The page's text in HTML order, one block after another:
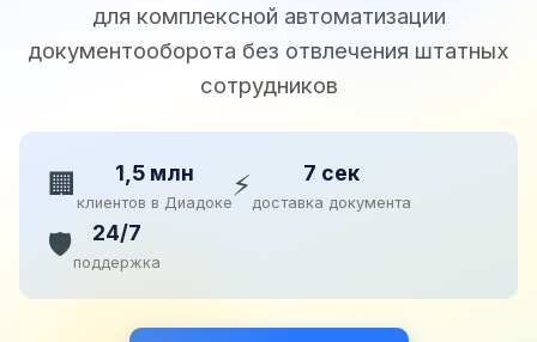
для комплексной автоматизации
документооборота без отвлечения штатных
сотрудников
🏢 1,5 млн
клиентов в Диадоке⚡ 7 сек
доставка документа
🛡️ 24/7
поддержка